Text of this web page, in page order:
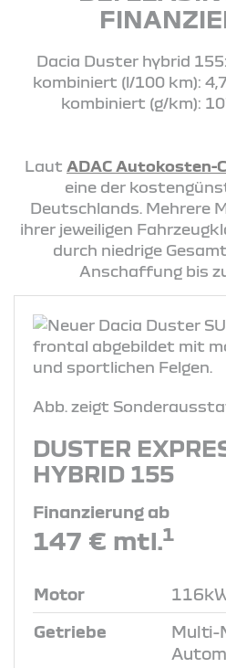
Dacia Duster hybrid
kombiniert (l/100 km): 4,7
kombiniert (g/km):
Laut ADAC Autokosten-
eine der
Deutschlands. Mehrere
ihrer jeweiligen
durch niedrige
Anschaffung bis
Abb. zeigt
DUSTER
HYBRID 155
Finanzierung ab
147 € mtl.1
Motor
Getriebe
Multi-